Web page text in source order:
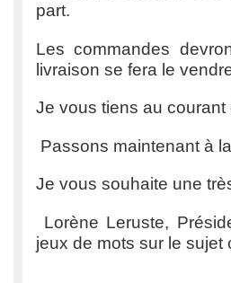
part.
Les commandes
livraison se fera le
Je vous tiens au
Passons maintenant à
Je vous souhaite une
Lorène Leruste,
jeux de mots sur le sujet